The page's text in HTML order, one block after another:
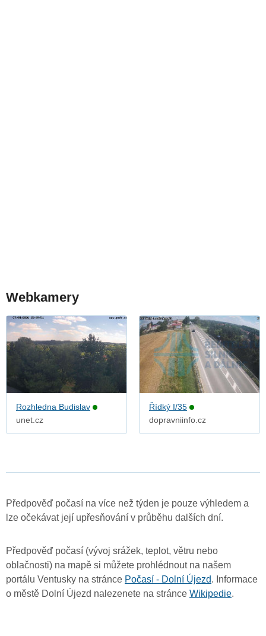
Webkamery
Rozhledna Budislav
unet.cz
Řídký I/35
dopravniinfo.cz
Předpověď počasí na více než týden je pouze výhledem a
lze očekávat její upřesňování v průběhu dalších dní.
Předpověď počasí (vývoj srážek, teplot, větru nebo
oblačnosti) na mapě si můžete prohlédnout na našem
portálu Ventusky na stránce Počasí - Dolní Újezd. Informace
o městě Dolní Újezd nalezenete na stránce Wikipedie.